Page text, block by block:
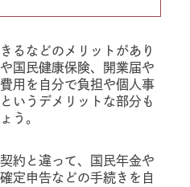
るなどのメリットがあり
国民健康保険、開業届や
用を自分で負担や個人事
いうデメリットな部分も
う。
約と違って、国民年金や
定申告などの手続きを自